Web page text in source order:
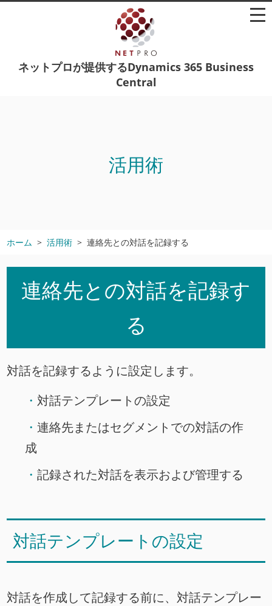
ネットプロが提供するDynamics 365 Business
Central
活用術
ホーム 活用術 連絡先との対話を記録する
連絡先との対話を記録す
る
対話を記録するように設定します。
対話テンプレートの設定
連絡先またはセグメントでの対話の作
成
記録された対話を表示および管理する
対話テンプレートの設定
対話を作成して記録する前に、対話テンプレー